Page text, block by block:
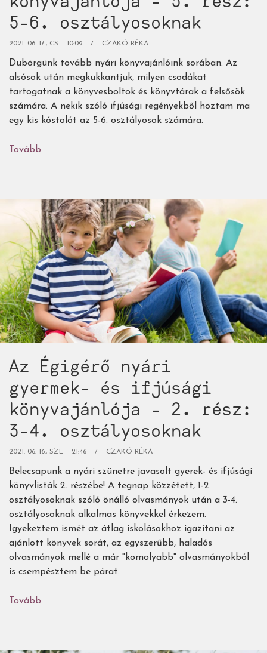
5-6. osztályosoknak
2021. 06. 17., CS – 10:09 CZAKÓ RÉKA
Dübörgünk tovább nyári könyvajánlóink sorában. Az
alsósok után megkukkantjuk, milyen csodákat
tartogatnak a könyvesboltok és könyvtárak a felsősök
számára. A nekik szóló ifjúsági regényekből hoztam ma
egy kis kóstolót az 5-6. osztályosok számára.
Tovább
és
ifjúsági
könyvajánlója
-
3.
rész:
5-
6.
osztályosoknak)
Az Égigérő nyári
gyermek- és ifjúsági
könyvajánlója - 2. rész:
3-4. osztályosoknak
2021. 06. 16., SZE – 21:46 CZAKÓ RÉKA
Belecsapunk a nyári szünetre javasolt gyerek- és ifjúsági
könyvlisták 2. részébe! A tegnap közzétett, 1-2.
osztályosoknak szóló önálló olvasmányok után a 3-4.
osztályosoknak alkalmas könyvekkel érkezem.
Igyekeztem ismét az átlag iskolásokhoz igazítani az
ajánlott könyvek sorát, az egyszerűbb, haladós
olvasmányok mellé a már "komolyabb" olvasmányokból
is csempésztem be párat.
Tovább